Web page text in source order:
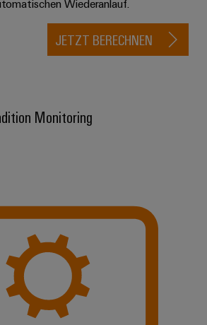
Wiederanlauf.
JETZT BERECHNEN
Monitoring